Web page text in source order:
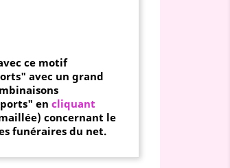
ce motif
avec un grand
en cliquant
concernant le
funéraires du net.